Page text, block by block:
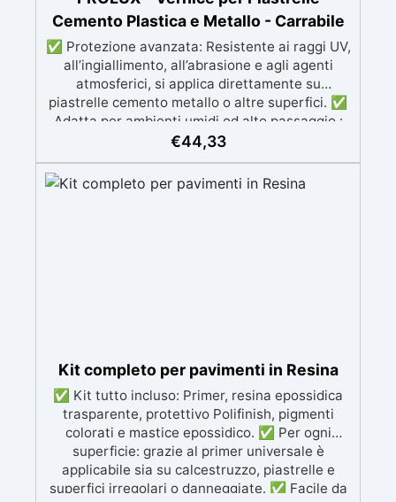
Cemento Plastica e Metallo - Carrabile
✅ Protezione avanzata: Resistente ai raggi UV,
all’ingiallimento, all’abrasione e agli agenti
atmosferici, si applica direttamente su
piastrelle cemento metallo o altre superfici. ✅
Adatta per ambienti umidi od alto passaggio :
Formulazione Poliuretanica, ideale per ambienti
superiore alle resine epossidiche e vernici
classiche. ✅ Finitura versatile e
574/2014 - Marcatura CE secondo EN 1504-2 e
relativa Dichiarazione di Prestazione (DoP) ✅
Facile da Usare, miscela i 2 componenti (2 : 1)
comodamente predosati
€44,33
Kit completo per pavimenti in Resina
✅ Kit tutto incluso: Primer, resina epossidica
trasparente, protettivo Polifinish, pigmenti
colorati e mastice epossidico. ✅ Per ogni
superficie: grazie al primer universale è
applicabile sia su calcestruzzo, piastrelle e
superfici irregolari o danneggiate. ✅ Facile da